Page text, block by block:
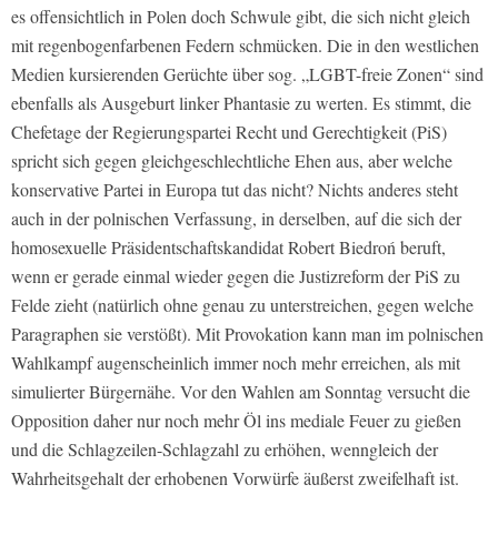
es offensichtlich in Polen doch Schwule gibt, die sich nicht gleich
mit regenbogenfarbenen Federn schmücken. Die in den westlichen
Medien kursierenden Gerüchte über sog. „LGBT-freie Zonen“ sind
ebenfalls als Ausgeburt linker Phantasie zu werten. Es stimmt, die
Chefetage der Regierungspartei Recht und Gerechtigkeit (PiS)
spricht sich gegen gleichgeschlechtliche Ehen aus, aber welche
konservative Partei in Europa tut das nicht? Nichts anderes steht
auch in der polnischen Verfassung, in derselben, auf die sich der
homosexuelle Präsidentschaftskandidat Robert Biedroń beruft,
wenn er gerade einmal wieder gegen die Justizreform der PiS zu
Felde zieht (natürlich ohne genau zu unterstreichen, gegen welche
Paragraphen sie verstößt). Mit Provokation kann man im polnischen
Wahlkampf augenscheinlich immer noch mehr erreichen, als mit
simulierter Bürgernähe. Vor den Wahlen am Sonntag versucht die
Opposition daher nur noch mehr Öl ins mediale Feuer zu gießen
und die Schlagzeilen-Schlagzahl zu erhöhen, wenngleich der
Wahrheitsgehalt der erhobenen Vorwürfe äußerst zweifelhaft ist.